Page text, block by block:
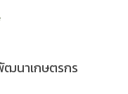
นาเกษตรกร